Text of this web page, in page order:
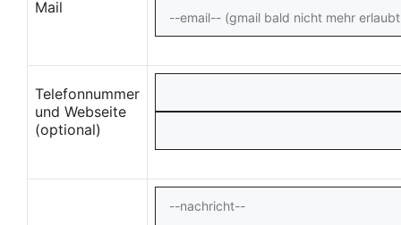
Mail
Telefonnummer
und Webseite
(optional)